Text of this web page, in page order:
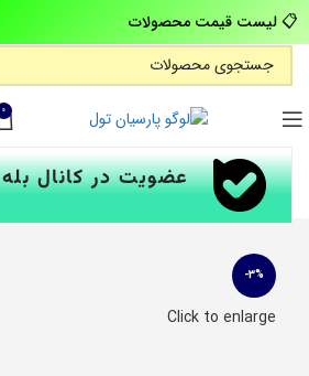
0
عضویت در کانال بله
-3%
Click to enlarge
📋 لیست قیمت محصولات